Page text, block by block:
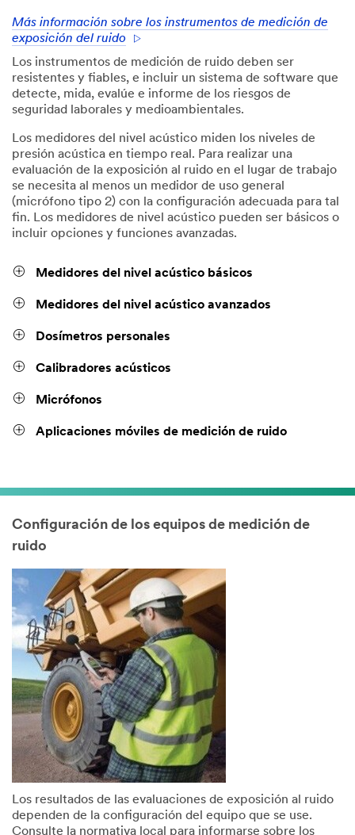
Más información sobre los instrumentos de medición de
exposición del ruido
Los instrumentos de medición de ruido deben ser
resistentes y fiables, e incluir un sistema de software que
detecte, mida, evalúe e informe de los riesgos de
seguridad laborales y medioambientales.
Los medidores del nivel acústico miden los niveles de
presión acústica en tiempo real. Para realizar una
evaluación de la exposición al ruido en el lugar de trabajo
se necesita al menos un medidor de uso general
(micrófono tipo 2) con la configuración adecuada para tal
fin. Los medidores de nivel acústico pueden ser básicos o
incluir opciones y funciones avanzadas.
Medidores del nivel acústico básicos
Medidores del nivel acústico avanzados
Dosímetros personales
Calibradores acústicos
Micrófonos
Aplicaciones móviles de medición de ruido
Configuración de los equipos de medición de
ruido
Los resultados de las evaluaciones de exposición al ruido
dependen de la configuración del equipo que se use.
Consulte la normativa local para informarse sobre los